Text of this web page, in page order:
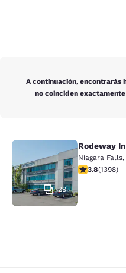
A continuación, encontrarás
no coinciden
Rodeway Inn
29
Rodeway
Niagara Falls,
calificación
3.8(1398)